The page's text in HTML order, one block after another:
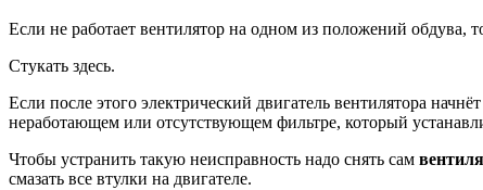
Если не работает вентилятор на одном из положений обдува,
Стукать здесь.
Если после этого электрический двигатель вентилятора
неработающем или отсутствующем фильтре, который
Чтобы устранить такую неисправность надо снять сам
смазать все втулки на двигателе.